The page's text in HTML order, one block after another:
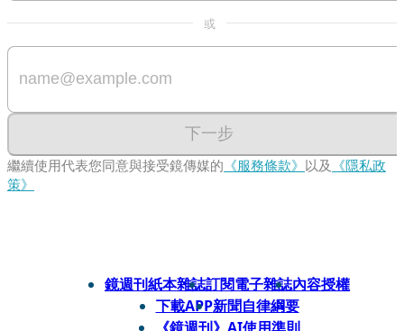
或
下一步
繼續使用代表您同意與接受鏡傳媒的 《服務條款》 以及 《隱私政
策》
鏡週刊紙本雜誌訂閱電子雜誌內容授權
下載APP新聞自律綱要